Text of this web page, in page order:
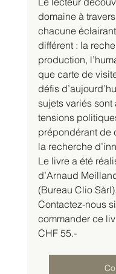
domaine à
chacune
différent : la
production,
que carte de
défis
sujets variés
tensions
prépondérant de
la recherche
Le livre a été
d’Arnaud
(Bureau Clio Sàrl).
Contactez-nous
commander ce
CHF 55.-